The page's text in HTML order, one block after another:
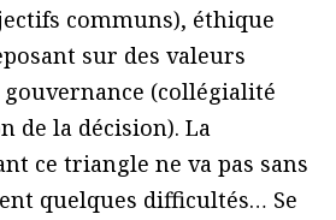
communs), éthique
sur des valeurs
(collégialité
de la décision). La
ce triangle ne va pas sans
quelques difficultés… Se